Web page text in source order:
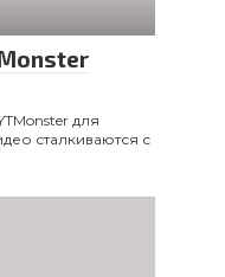
для
сталкиваются с